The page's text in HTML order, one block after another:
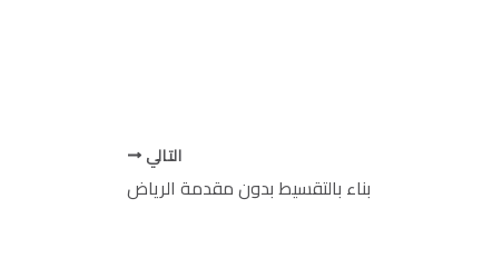
التالي
بناء بالتقسيط بدون مقدمة الرياض